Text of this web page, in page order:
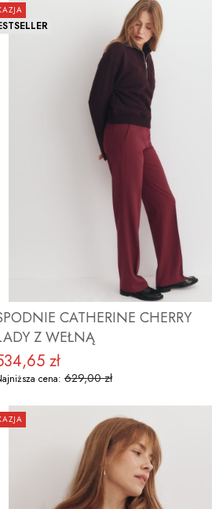
ZOBACZ PRODUKT
CATHERINE CHERRY
Z WEŁNĄ
promocyjna
zł
cena: 629,00 zł